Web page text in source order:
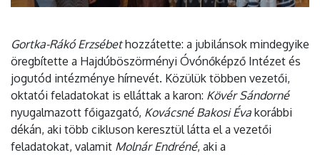
Gortka-Rákó Erzsébethozzátette: a jubilánsok mindegyike
öregbítette a Hajdúböszörményi Óvónőképző Intézet és
jogutód intézménye hírnevét. Közülük többen vezetői,
oktatói feladatokat is elláttak a karon: Kövér Sándorné
nyugalmazott főigazgató, Kovácsné Bakosi Éva korábbi
dékán, aki több cikluson keresztül látta el a vezetői
feladatokat, valamit Molnár Endréné, aki a